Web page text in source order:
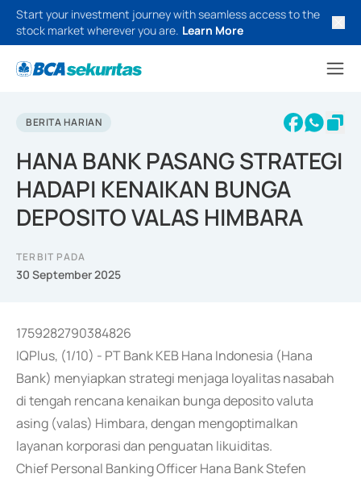
Start your investment journey with seamless access to the
stock market wherever you are. Learn More
BERITA HARIAN
HANA BANK PASANG STRATEGI
HADAPI KENAIKAN BUNGA
DEPOSITO VALAS HIMBARA
TERBIT PADA
30 September 2025
1759282790384826
IQPlus, (1/10) - PT Bank KEB Hana Indonesia (Hana
Bank) menyiapkan strategi menjaga loyalitas nasabah
di tengah rencana kenaikan bunga deposito valuta
asing (valas) Himbara, dengan mengoptimalkan
layanan korporasi dan penguatan likuiditas.
Chief Personal Banking Officer Hana Bank Stefen